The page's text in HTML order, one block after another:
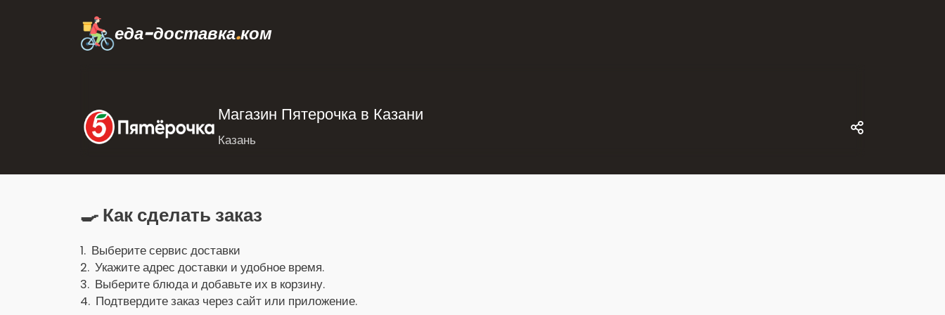
еда-доставка.ком
Магазин Пятерочка в Казани
Казань
🍳 Как сделать заказ
1. Выберите сервис доставки
2. Укажите адрес доставки и удобное время.
3. Выберите блюда и добавьте их в корзину.
4. Подтвердите заказ через сайт или приложение.